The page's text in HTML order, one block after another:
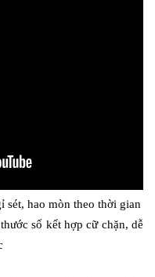
hao mòn theo thời gian
số kết hợp cữ chặn, dễ